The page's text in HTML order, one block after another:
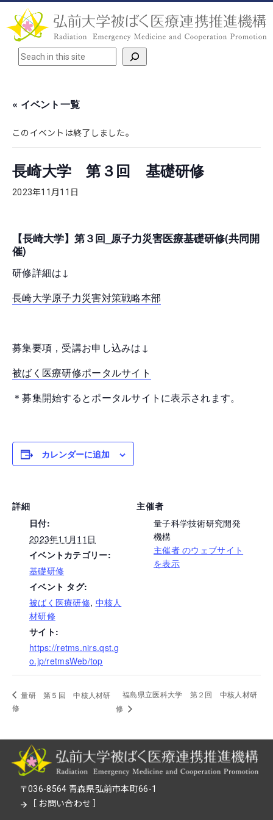
検索
« イベント一覧
このイベントは終了しました。
長崎大学 第３回 基礎研修
2023年11月11日
【長崎大学】第３回_原子力災害医療基礎研修(共同開
催)
研修詳細は↓
長崎大学原子力災害対策戦略本部
募集要項，受講お申し込みは↓
被ばく医療研修ポータルサイト
＊募集開始するとポータルサイトに表示されます。
カレンダーに追加
詳細
日付:
2023年11月11日
イベントカテゴリー:
基礎研修
イベント タグ:
被ばく医療研修, 中核人
材研修
サイト:
https://retms.nirs.qst.g
o.jp/retmsWeb/top
主催者
量子科学技術研究開発
機構
主催者 のウェブサイト
を表示
量研 第５回 中核人材研
修
福島県立医科大学 第２回 中核人材研
修
〒036-8564 青森県弘前市本町66-1
お問い合わせ